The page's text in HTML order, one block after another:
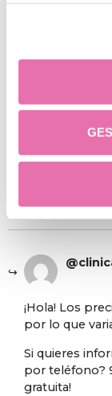
Cómo tener
6
Nelsy
Me gustaría
¡Hola! Los
por lo que
Si quieres
por teléfono?
gratuita!